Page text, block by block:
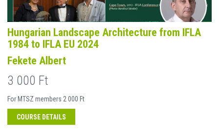
Hungarian Landscape Architecture from IFLA
1984 to IFLA EU 2024
Fekete Albert
3 000 Ft
For MTSZ members 2 000 Ft
COURSE DETAILS